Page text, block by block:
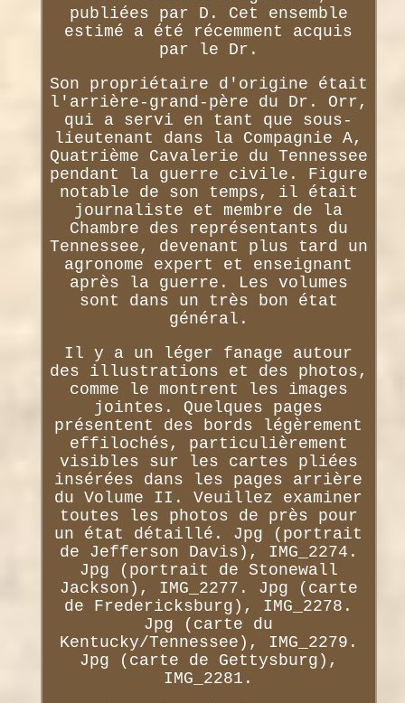
publiées par D. Cet ensemble
estimé a été récemment acquis
par le Dr.
Son propriétaire d'origine était
l'arrière-grand-père du Dr. Orr,
qui a servi en tant que sous-
lieutenant dans la Compagnie A,
Quatrième Cavalerie du Tennessee
pendant la guerre civile. Figure
notable de son temps, il était
journaliste et membre de la
Chambre des représentants du
Tennessee, devenant plus tard un
agronome expert et enseignant
après la guerre. Les volumes
sont dans un très bon état
général.
Il y a un léger fanage autour
des illustrations et des photos,
comme le montrent les images
jointes. Quelques pages
présentent des bords légèrement
effilochés, particulièrement
visibles sur les cartes pliées
insérées dans les pages arrière
du Volume II. Veuillez examiner
toutes les photos de près pour
un état détaillé. Jpg (portrait
de Jefferson Davis), IMG_2274.
Jpg (portrait de Stonewall
Jackson), IMG_2277. Jpg (carte
de Fredericksburg), IMG_2278.
Jpg (carte du
Kentucky/Tennessee), IMG_2279.
Jpg (carte de Gettysburg),
IMG_2281.